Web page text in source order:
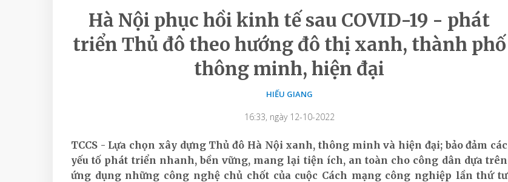
Hà Nội phục hồi kinh tế sau COVID-19 - phát
triển Thủ đô theo hướng đô thị xanh, thành phố
thông minh, hiện đại
HIẾU GIANG
16:33, ngày 12-10-2022
TCCS - Lựa chọn xây dựng Thủ đô Hà Nội xanh, thông minh và hiện đại; bảo đảm các
yếu tố phát triển nhanh, bền vững, mang lại tiện ích, an toàn cho công dân dựa trên
ứng dụng những công nghệ chủ chốt của cuộc Cách mạng công nghiệp lần thứ tư